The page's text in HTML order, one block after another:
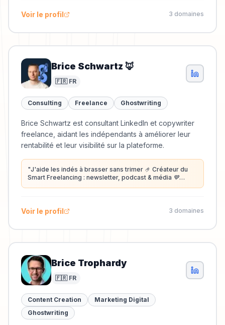
Voir le profil 3 domaines
Brice Schwartz 🦊
🇫🇷 FR
Consulting Freelance Ghostwriting
Brice Schwartz est consultant LinkedIn et copywriter
freelance, aidant les indépendants à améliorer leur
rentabilité et leur visibilité sur la plateforme.
"J'aide les indés à brasser sans trimer 🤌 Créateur du
Smart Freelancing : newsletter, podcast & média 💙
Voir le profil 3 domaines
Brice Trophardy
🇫🇷 FR
Content Creation
Marketing Digital
Ghostwriting